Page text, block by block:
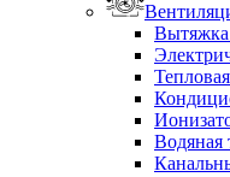
Вытяжка
Водяная